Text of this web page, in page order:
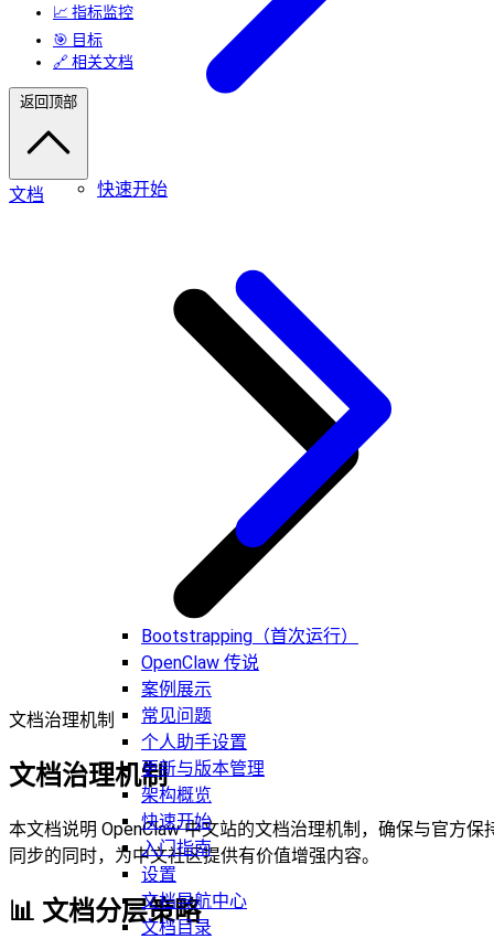
快速开始
Bootstrapping（首次运行）
OpenClaw 传说
案例展示
常见问题
个人助手设置
更新与版本管理
架构概览
快速开始
入门指南
设置
文档导航中心
文档目录
📈 指标监控
🎯 目标
🔗 相关文档
返回顶部
文档
文档治理机制
文档治理机制
本文档说明 OpenClaw 中文站的文档治理机制，确保与官方保
同步的同时，为中文社区提供有价值增强内容。
📊 文档分层策略